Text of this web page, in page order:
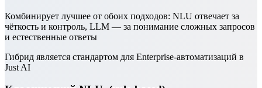
​Комбинирует лучшее от обоих подходов: NLU отвечает за
чёткость и контроль, LLM — за понимание сложных запросов
и естественные ответы
Гибрид является стандартом для Enterprise-автоматизаций в
Just AI